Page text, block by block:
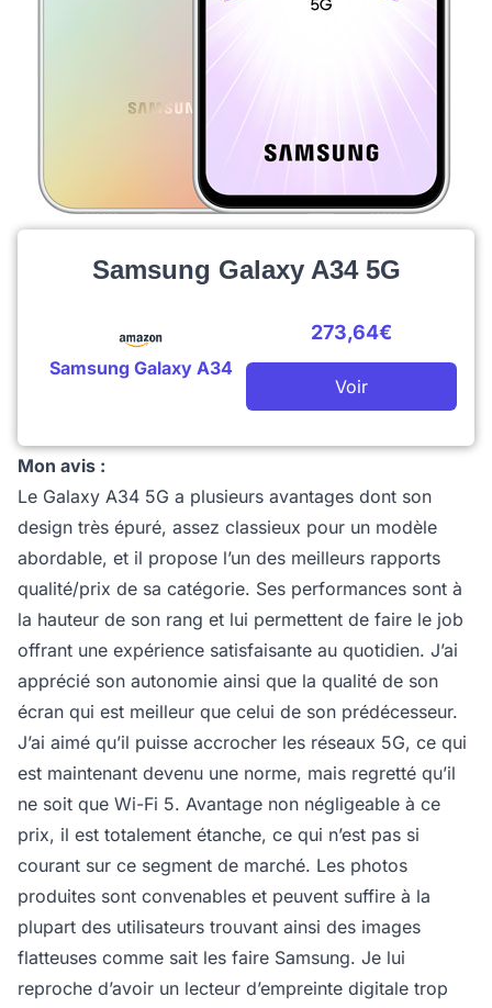
Samsung Galaxy A34 5G
Samsung Galaxy A34
273,64€
Voir
Mon avis :
Le Galaxy A34 5G a plusieurs avantages dont son
design très épuré, assez classieux pour un modèle
abordable, et il propose l’un des meilleurs rapports
qualité/prix de sa catégorie. Ses performances sont à
la hauteur de son rang et lui permettent de faire le job
offrant une expérience satisfaisante au quotidien. J’ai
apprécié son autonomie ainsi que la qualité de son
écran qui est meilleur que celui de son prédécesseur.
J’ai aimé qu’il puisse accrocher les réseaux 5G, ce qui
est maintenant devenu une norme, mais regretté qu’il
ne soit que Wi-Fi 5. Avantage non négligeable à ce
prix, il est totalement étanche, ce qui n’est pas si
courant sur ce segment de marché. Les photos
produites sont convenables et peuvent suffire à la
plupart des utilisateurs trouvant ainsi des images
flatteuses comme sait les faire Samsung. Je lui
reproche d’avoir un lecteur d’empreinte digitale trop